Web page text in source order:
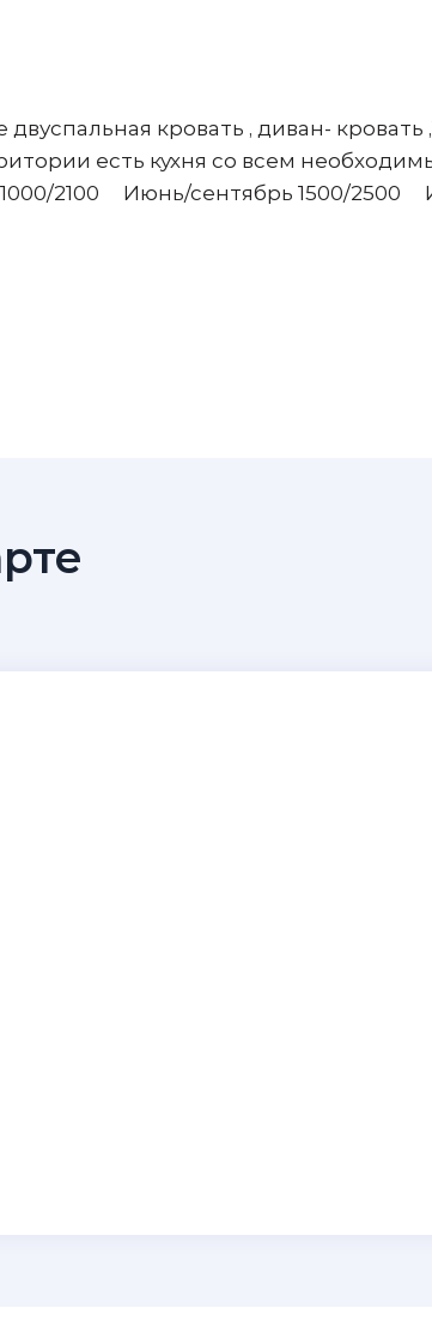
кровать , диван- кровать
есть кухня со всем
1000/2100 Июнь/сентябрь 1500/2500